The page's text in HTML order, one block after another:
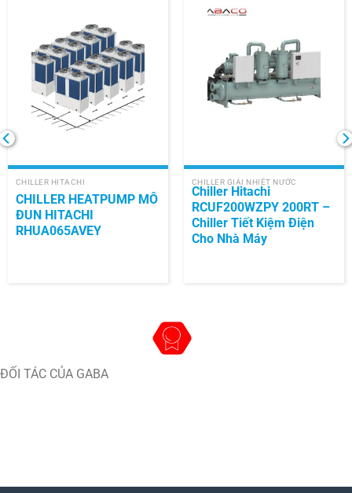
CHILLER HITACHI
CHILLER HEATPUMP MÔ
ĐUN HITACHI
RHUA065AVEY
CHILLER GIẢI NHIỆT NƯỚC
Chiller Hitachi
RCUF200WZPY 200RT –
Chiller Tiết Kiệm Điện
Cho Nhà Máy
ĐỐI TÁC CỦA GABA